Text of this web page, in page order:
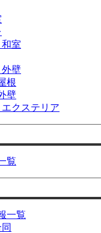
室
外壁
根
壁
クステリア
覧
一覧